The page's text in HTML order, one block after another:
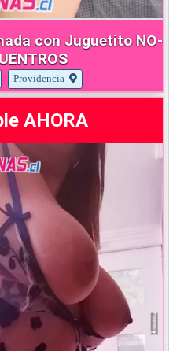
con Juguetito NO-
Providencia
AHORA